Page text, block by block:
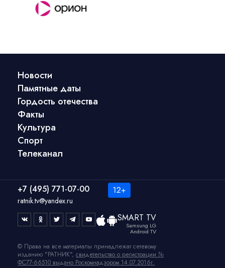
Новости
Памятные даты
Гордость отечества
Факты
Культура
Спорт
Телеканал
+7 (495) 771-07-00
ratnik.tv@yandex.ru
SMART TV
Samsung LG
Android TV
© Права на все материалы принадлежат сетевому
изданию "РАТНИК", свидетельство о регистрации №
ФС77-66510 выдано Роскомнадзором 14.07.2016г.